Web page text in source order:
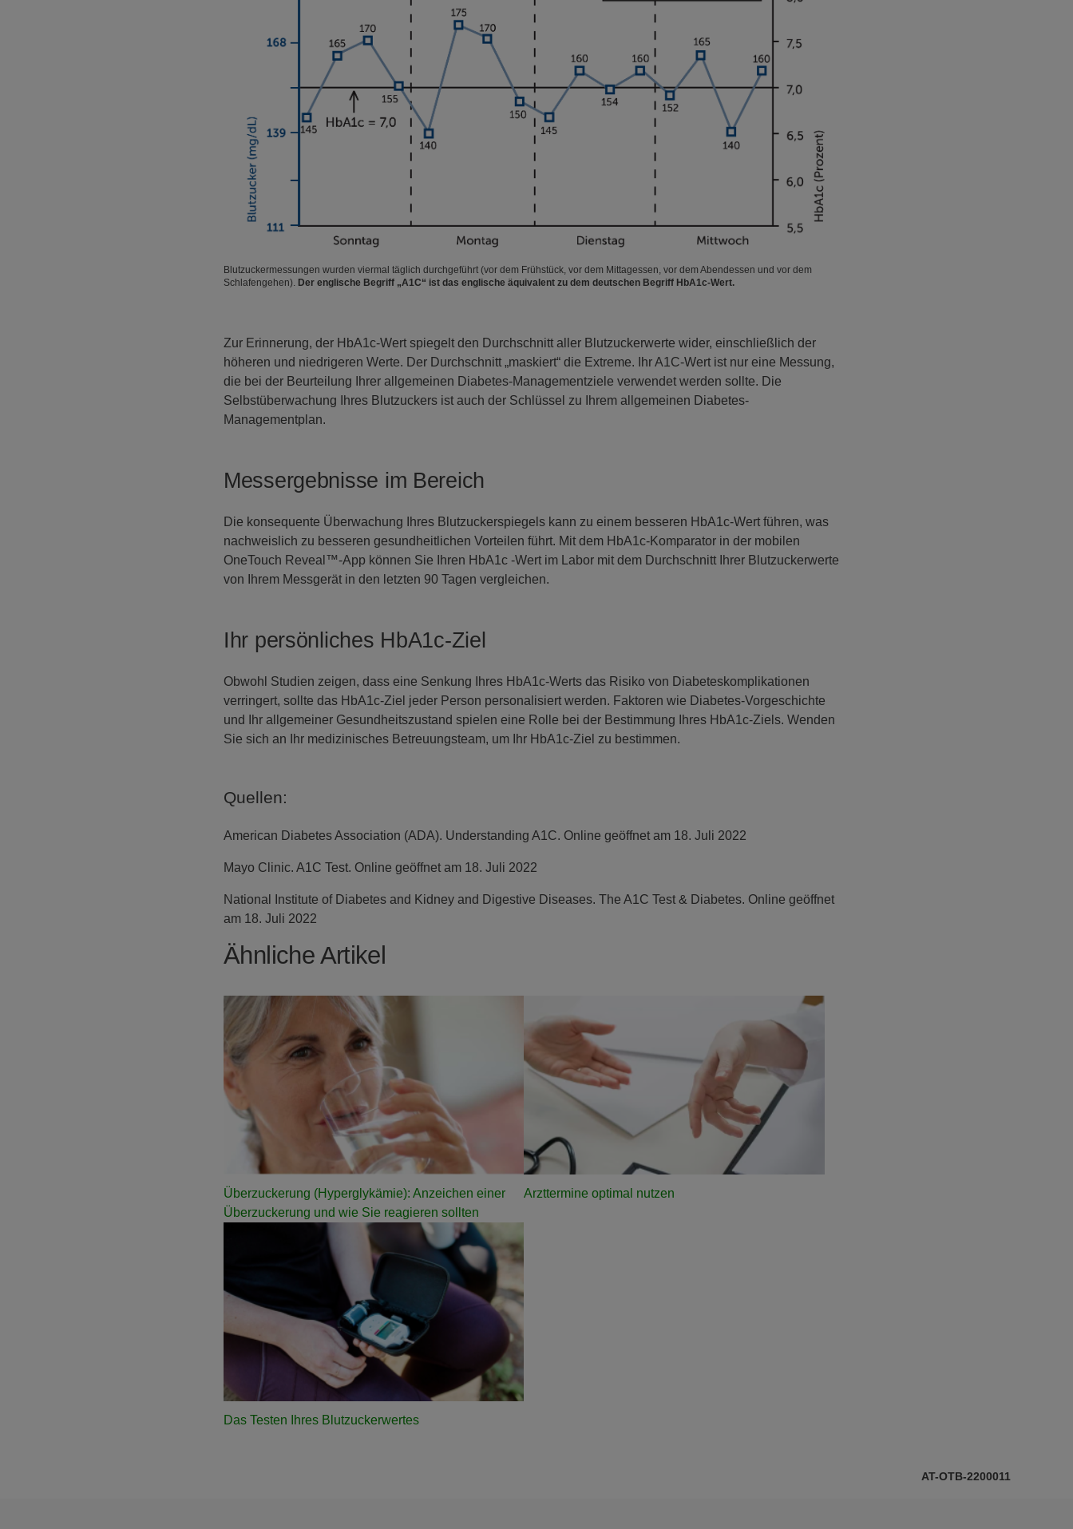
Blutzuckermessungen wurden viermal täglich durchgeführt (vor dem Frühstück, vor dem Mittagessen, vor dem Abendessen und vor dem
Schlafengehen). Der englische Begriff „A1C“ ist das englische äquivalent zu dem deutschen Begriff HbA1c-Wert.
Zur Erinnerung, der HbA1c-Wert spiegelt den Durchschnitt aller Blutzuckerwerte wider, einschließlich der
höheren und niedrigeren Werte. Der Durchschnitt „maskiert“ die Extreme. Ihr A1C-Wert ist nur eine Messung,
die bei der Beurteilung Ihrer allgemeinen Diabetes-Managementziele verwendet werden sollte. Die
Selbstüberwachung Ihres Blutzuckers ist auch der Schlüssel zu Ihrem allgemeinen Diabetes-
Managementplan.
Messergebnisse im Bereich
Die konsequente Überwachung Ihres Blutzuckerspiegels kann zu einem besseren HbA1c-Wert führen, was
nachweislich zu besseren gesundheitlichen Vorteilen führt. Mit dem HbA1c-Komparator in der mobilen
OneTouch Reveal™-App können Sie Ihren HbA1c -Wert im Labor mit dem Durchschnitt Ihrer Blutzuckerwerte
von Ihrem Messgerät in den letzten 90 Tagen vergleichen.
Ihr persönliches HbA1c-Ziel
Obwohl Studien zeigen, dass eine Senkung Ihres HbA1c-Werts das Risiko von Diabeteskomplikationen
verringert, sollte das HbA1c-Ziel jeder Person personalisiert werden. Faktoren wie Diabetes-Vorgeschichte
und Ihr allgemeiner Gesundheitszustand spielen eine Rolle bei der Bestimmung Ihres HbA1c-Ziels. Wenden
Sie sich an Ihr medizinisches Betreuungsteam, um Ihr HbA1c-Ziel zu bestimmen.
Quellen:
American Diabetes Association (ADA). Understanding A1C. Online geöffnet am 18. Juli 2022
Mayo Clinic. A1C Test. Online geöffnet am 18. Juli 2022
National Institute of Diabetes and Kidney and Digestive Diseases. The A1C Test & Diabetes. Online geöffnet
am 18. Juli 2022
Ähnliche Artikel
Überzuckerung (Hyperglykämie): Anzeichen einer
Überzuckerung und wie Sie reagieren sollten
Arzttermine optimal nutzen
Das Testen Ihres Blutzuckerwertes
AT-OTB-2200011